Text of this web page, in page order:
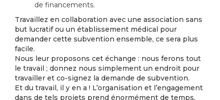
de financements.
Travaillez en collaboration avec une association sans
but lucratif ou un établissement médical pour
demander cette subvention ensemble, ce sera plus
facile.
Nous leur proposons cet échange : nous ferons tout
le travail ; donnez nous simplement un endroit pour
travailler et co-signez la demande de subvention.
Et du travail, il y en a ! L’organisation et l’engagement
dans de tels projets prend énormément de temps.